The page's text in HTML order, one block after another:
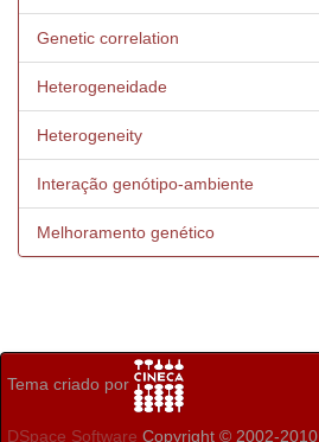
Genetic correlation
Heterogeneidade
Heterogeneity
Interação genótipo-ambiente
Melhoramento genético
Tema criado por
DSpace Software Copyright © 2002-2010